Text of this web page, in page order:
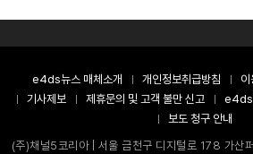
e4ds뉴스 매체소개 개인정보취급방침
기사제보
제휴문의 및 고객 불만 신고 e4ds
보도 청구 안내
(주)채널5코리아 | 서울 금천구 디지털로 178 가산